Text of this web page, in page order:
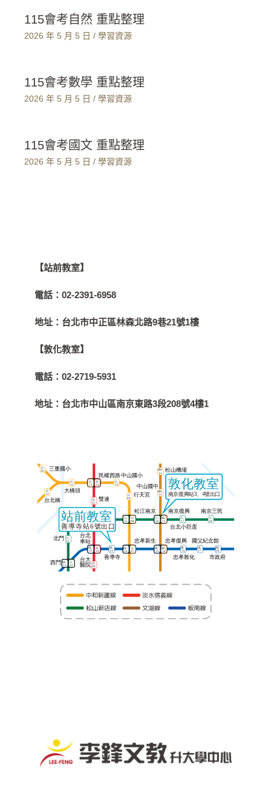
115會考自然 重點整理
2026 年 5 月 5 日 / 學習資源
115會考數學 重點整理
2026 年 5 月 5 日 / 學習資源
115會考國文 重點整理
2026 年 5 月 5 日 / 學習資源
【站前教室】
電話：02-2391-6958
地址： 台北市中正區林森北路9巷21號1樓
【敦化教室】
電話：02-2719-5931
地址： 台北市中山區南京東路3段208號4樓1